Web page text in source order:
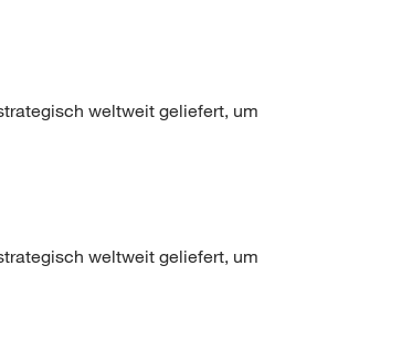
weltweit geliefert, um
weltweit geliefert, um